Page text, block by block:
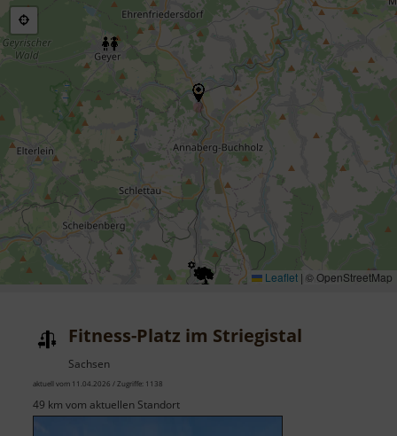
Leaflet | © OpenStreetMap
Fitness-Platz im Striegistal
Sachsen
aktuell vom 11.04.2026 / Zugriffe: 1138
49 km vom aktuellen Standort